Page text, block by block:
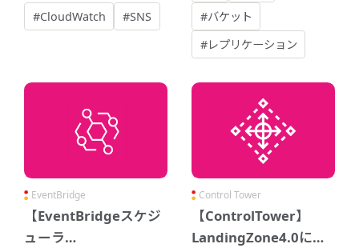
#CloudWatch #SNS
#バケット
#レプリケーション
EventBridge
【EventBridgeスケジ
ューラ
Control Tower
【ControlTower】
LandingZone4.0に更